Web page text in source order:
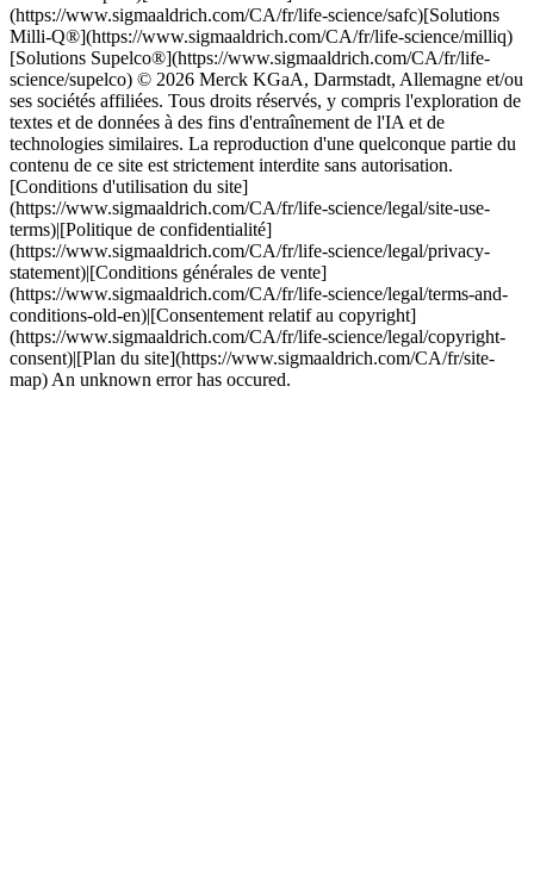
(https://www.sigmaaldrich.com/CA/fr/life-science/safc)[Solutions
Milli-Q®](https://www.sigmaaldrich.com/CA/fr/life-science/milliq)
[Solutions Supelco®](https://www.sigmaaldrich.com/CA/fr/life-
science/supelco) © 2026 Merck KGaA, Darmstadt, Allemagne et/ou
ses sociétés affiliées. Tous droits réservés, y compris l'exploration de
textes et de données à des fins d'entraînement de l'IA et de
technologies similaires. La reproduction d'une quelconque partie du
contenu de ce site est strictement interdite sans autorisation.
[Conditions d'utilisation du site]
(https://www.sigmaaldrich.com/CA/fr/life-science/legal/site-use-
terms)|[Politique de confidentialité]
(https://www.sigmaaldrich.com/CA/fr/life-science/legal/privacy-
statement)|[Conditions générales de vente]
(https://www.sigmaaldrich.com/CA/fr/life-science/legal/terms-and-
conditions-old-en)|[Consentement relatif au copyright]
(https://www.sigmaaldrich.com/CA/fr/life-science/legal/copyright-
consent)|[Plan du site](https://www.sigmaaldrich.com/CA/fr/site-
map) An unknown error has occured.